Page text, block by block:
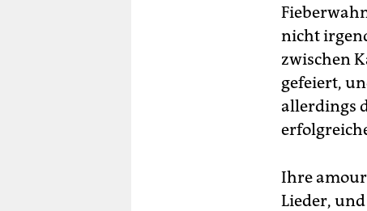
nicht
zwischen
gefeiert,
allerdings
Ihre
Lieder,